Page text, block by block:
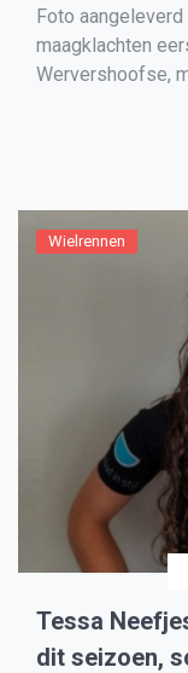
Foto aangeleverd
maagklachten
Wervershoofse,
tijdens het
berg in het
Wielrennen
Tessa
dit seizoen,